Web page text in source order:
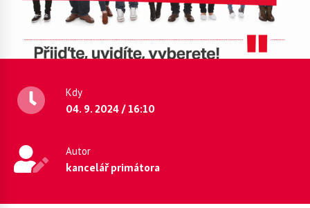
Kdy
04. 9. 2024 / 16:10
Autor
kancelář primátora